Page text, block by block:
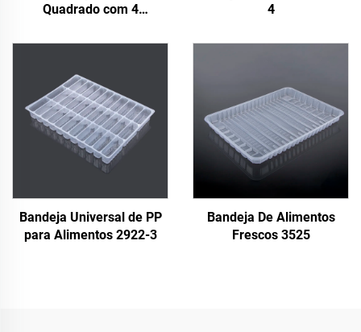
Quadrado com 4
4
Bandeja Universal de PP
para Alimentos 2922-3
Bandeja De Alimentos
Frescos 3525